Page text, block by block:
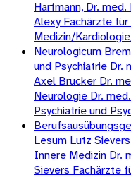
Harfmann, Dr.
Alexy Fachärzte
Medizin/
Neurologicum
und Psychiatrie Dr.
Axel Brucker Dr.
Neurologie Dr.
Psychiatrie und
Lesum Lutz
Innere Medizin Dr.
Sievers Fachärzte